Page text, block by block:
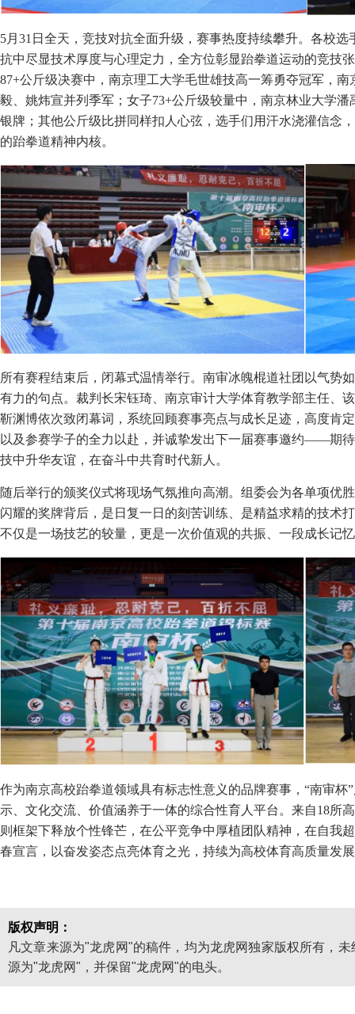
5月31日全天，竞技对抗全面升级，赛事热度持续攀升。各校
抗中尽显技术厚度与心理定力，全方位彰显跆拳道运动的竞技
87+公斤级决赛中，南京理工大学毛世雄技高一筹勇夺冠军，
毅、姚炜宣并列季军；女子73+公斤级较量中，南京林业大学
银牌；其他公斤级比拼同样扣人心弦，选手们用汗水浇灌信念
的跆拳道精神内核。
所有赛程结束后，闭幕式温情举行。南审冰魄棍道社团以气势
有力的句点。裁判长宋钰琦、南京审计大学体育教学部主任、
靳渊博依次致闭幕词，系统回顾赛事亮点与成长足迹，高度肯
以及参赛学子的全力以赴，并诚挚发出下一届赛事邀约——期
技中升华友谊，在奋斗中共育时代新人。
随后举行的颁奖仪式将现场气氛推向高潮。组委会为各单项优
闪耀的奖牌背后，是日复一日的刻苦训练、是精益求精的技术
不仅是一场技艺的较量，更是一次价值观的共振、一段成长记
作为南京高校跆拳道领域具有标志性意义的品牌赛事，“南审
示、文化交流、价值涵养于一体的综合性育人平台。来自18所
则框架下释放个性锋芒，在公平竞争中厚植团队精神，在自
春宣言，以奋发姿态点亮体育之光，持续为高校体育高质量发
版权声明：
凡文章来源为"龙虎网"的稿件，均为龙虎网独家版权所有，
源为"龙虎网"，并保留"龙虎网"的电头。